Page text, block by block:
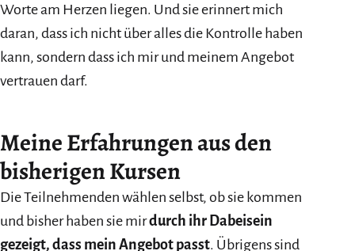
Worte am Herzen liegen. Und sie erinnert mich
daran, dass ich nicht über alles die Kontrolle haben
kann, sondern dass ich mir und meinem Angebot
vertrauen darf.
Meine Erfahrungen aus den
bisherigen Kursen
Die Teilnehmenden wählen selbst, ob sie kommen
und bisher haben sie mirdurch ihr Dabeisein
gezeigt, dass mein Angebot passt. Übrigens sind